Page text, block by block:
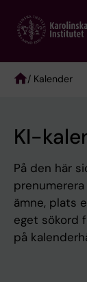
main
/ Kalender
KI-
På den här
ämne, plats
eget sökord
på